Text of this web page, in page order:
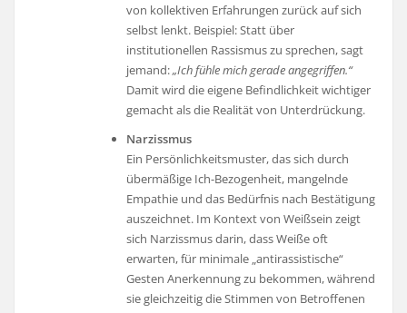
von kollektiven Erfahrungen zurück auf sich
selbst lenkt. Beispiel: Statt über
institutionellen Rassismus zu sprechen, sagt
jemand:„Ich fühle mich gerade angegriffen.“
Damit wird die eigene Befindlichkeit wichtiger
gemacht als die Realität von Unterdrückung.
Narzissmus
Ein Persönlichkeitsmuster, das sich durch
übermäßige Ich-Bezogenheit, mangelnde
Empathie und das Bedürfnis nach Bestätigung
auszeichnet. Im Kontext von Weißsein zeigt
sich Narzissmus darin, dass Weiße oft
erwarten, für minimale „antirassistische“
Gesten Anerkennung zu bekommen, während
sie gleichzeitig die Stimmen von Betroffenen